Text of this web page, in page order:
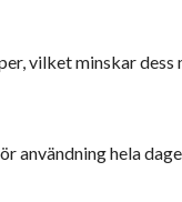
vilket minskar dess
användning hela